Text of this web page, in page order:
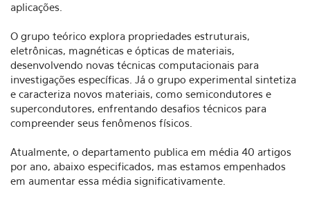
aplicações.
O grupo teórico explora propriedades estruturais,
eletrônicas, magnéticas e ópticas de materiais,
desenvolvendo novas técnicas computacionais para
investigações específicas. Já o grupo experimental sintetiza
e caracteriza novos materiais, como semicondutores e
supercondutores, enfrentando desafios técnicos para
compreender seus fenômenos físicos.
Atualmente, o departamento publica em média 40 artigos
por ano, abaixo especificados, mas estamos empenhados
em aumentar essa média significativamente.